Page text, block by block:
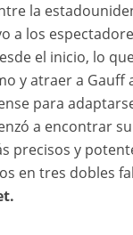
la
a los
el inicio, lo
y atraer a Gauff
para
a encontrar
precisos y
en tres dobles